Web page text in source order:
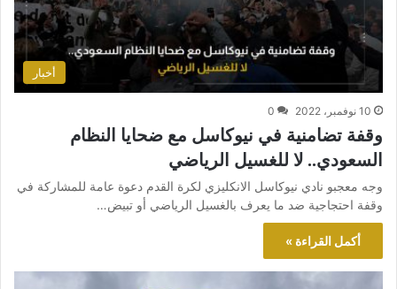
أخبار
10 نوفمبر، 2022 0
وقفة تضامنية في نيوكاسل مع ضحايا النظام
السعودي.. لا للغسيل الرياضي
وجه معجبو نادي نيوكاسل الانكليزي لكرة القدم دعوة عامة للمشاركة في
وقفة احتجاجية ضد ما يعرف بالغسيل الرياضي أو تبيض…
أكمل القراءة »